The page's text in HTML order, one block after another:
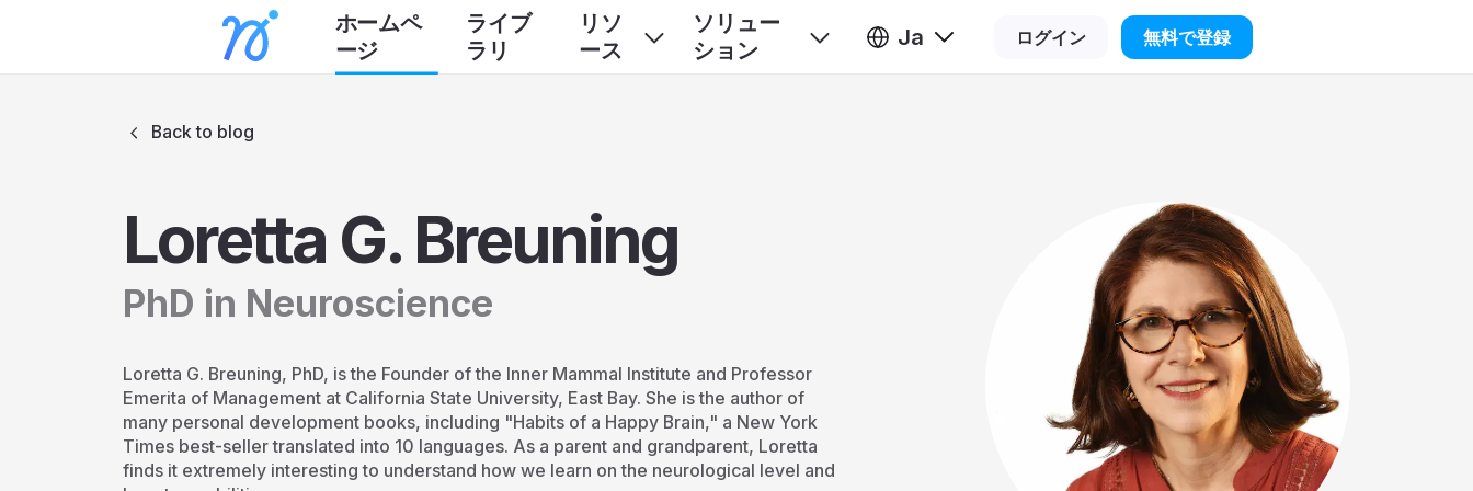
ホームペ
ージ
ライブ
ラリ
リソ
ース
ソリュー
ション
Ja ログイン 無料で登録
Back to blog
Loretta G. Breuning
PhD in Neuroscience
Loretta G. Breuning, PhD, is the Founder of the Inner Mammal Institute and Professor
Emerita of Management at California State University, East Bay. She is the author of
many personal development books, including "Habits of a Happy Brain," a New York
Times best-seller translated into 10 languages. As a parent and grandparent, Loretta
finds it extremely interesting to understand how we learn on the neurological level and